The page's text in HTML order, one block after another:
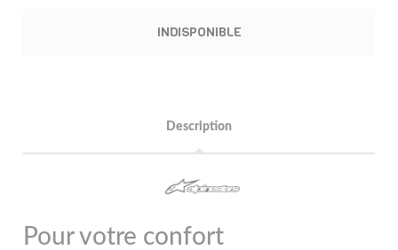
INDISPONIBLE
Description
Pour votre confort